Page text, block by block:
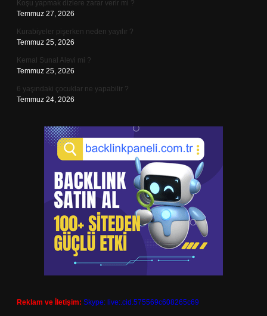
Koşu yapmak dizlere zarar verir mi ?
Temmuz 27, 2026
Kurabiyeler pişerken neden yayılır ?
Temmuz 25, 2026
Kemal Sunal Alevi mi ?
Temmuz 25, 2026
6 yaşındaki çocuklar ne yapabilir ?
Temmuz 24, 2026
Reklam ve İletişim: Skype: live:.cid.575569c608265c69